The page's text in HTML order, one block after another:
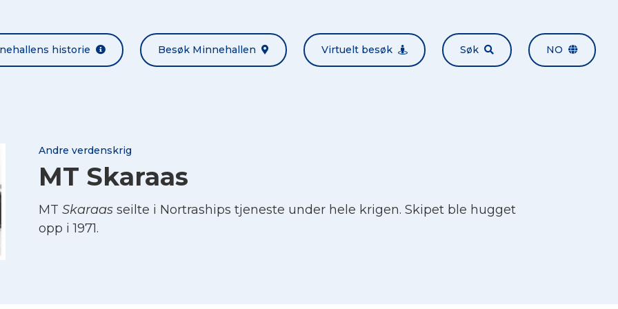
historie Besøk Minnehallen Virtuelt besøk Søk NO
Andre verdenskrig
MT Skaraas
MT Skaraas seilte i Nortraships tjeneste under hele krigen. Skipet ble hugget
opp i 1971.